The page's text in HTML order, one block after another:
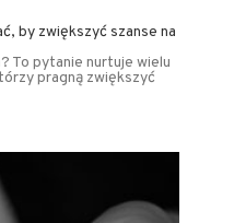
by zwiększyć szanse na
To pytanie nurtuje wielu
pragną zwiększyć